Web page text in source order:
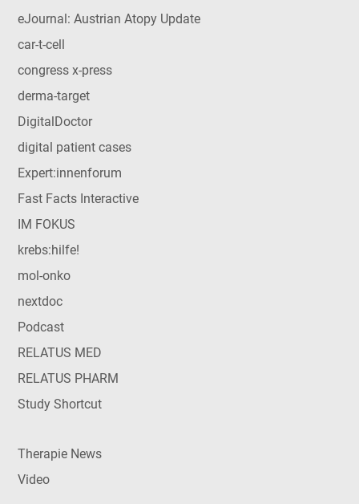
eJournal: Austrian Atopy Update
car-t-cell
congress x-press
derma-target
DigitalDoctor
digital patient cases
Expert:innenforum
Fast Facts Interactive
IM FOKUS
krebs:hilfe!
mol-onko
nextdoc
Podcast
RELATUS MED
RELATUS PHARM
Study Shortcut
Therapie News
Video